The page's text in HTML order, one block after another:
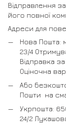
Відправлення
його повної
Адреси для
Нова Пошта:
23/4
Відправка
Оціночна
Або
Пошти на
Укрпошта:
24/2